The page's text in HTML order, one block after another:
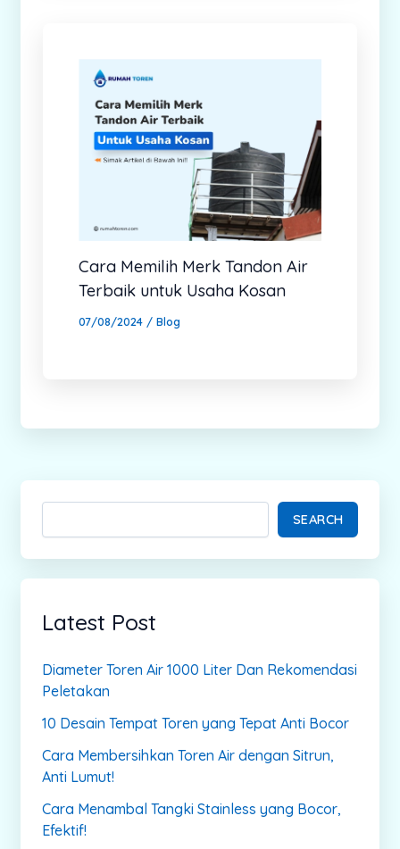
Cara Memilih Merk Tandon Air
Terbaik untuk Usaha Kosan
07/08/2024 / Blog
SEARCH
Latest Post
Diameter Toren Air 1000 Liter Dan Rekomendasi
Peletakan
10 Desain Tempat Toren yang Tepat Anti Bocor
Cara Membersihkan Toren Air dengan Sitrun,
Anti Lumut!
Cara Menambal Tangki Stainless yang Bocor,
Efektif!